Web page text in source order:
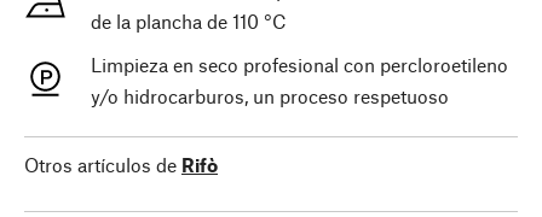
de la plancha de 110 °C
Limpieza en seco profesional con percloroetileno
y/o hidrocarburos, un proceso respetuoso
Otros artículos de Rifò